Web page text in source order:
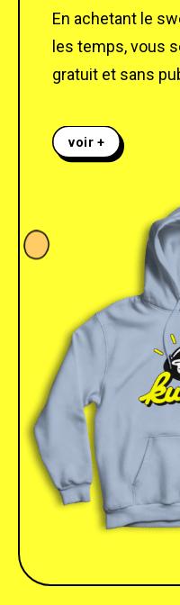
En achetant le
les temps, vous
gratuit et sans
voir +